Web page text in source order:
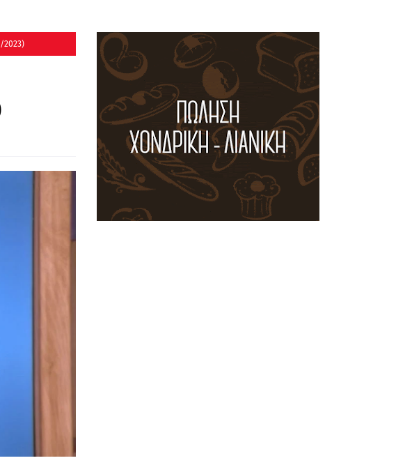
2023)